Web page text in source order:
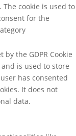
The cookie is used to
for the
by the GDPR Cookie
is used to store
has consented
It does not
data.